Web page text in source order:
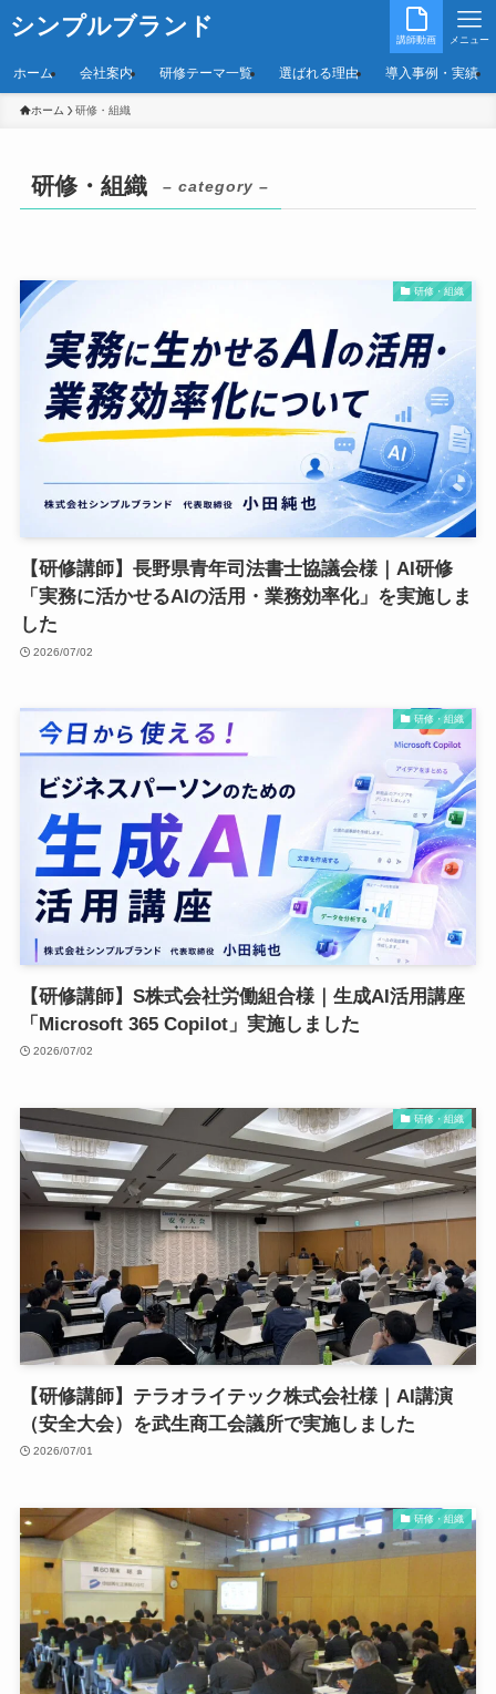
シンプルブランド 講師動画 メニュー
ホーム 会社案内 研修テーマ一覧 選ばれる理由 導入事例・実績
ホーム 研修・組織
研修・組織 – category –
研修・組織
【研修講師】長野県青年司法書士協議会様｜AI研修
「実務に活かせるAIの活用・業務効率化」を実施しま
した
2026/07/02
研修・組織
【研修講師】S株式会社労働組合様｜生成AI活用講座
「Microsoft 365 Copilot」実施しました
2026/07/02
研修・組織
【研修講師】テラオライテック株式会社様｜AI講演
（安全大会）を武生商工会議所で実施しました
2026/07/01
研修・組織